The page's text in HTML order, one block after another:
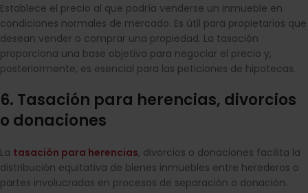
Establece el precio al que podría venderse un inmueble en
condiciones normales de mercado. Es útil para propietarios que
desean vender o comprar una propiedad. La tasación
proporciona una base objetiva para negociar el precio y,
posteriormente, es esencial para las peticiones de hipotecas.
6. Tasación para herencias, divorcios
o donaciones
La tasación para herencias, divorcios o donaciones facilita la
distribución equitativa de bienes inmuebles entre herederos o
partes involucradas en procesos de separación o donación.